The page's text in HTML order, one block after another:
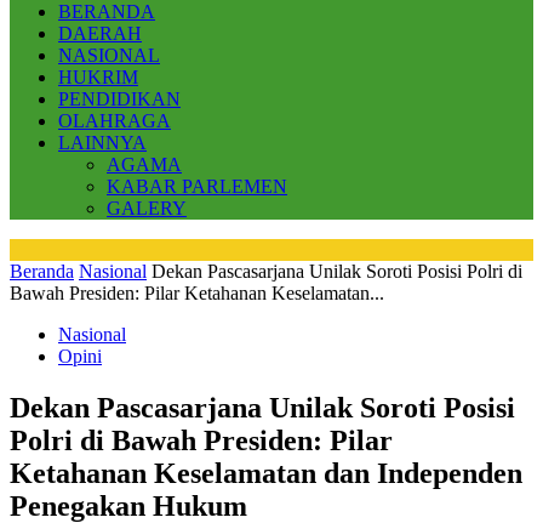
BERANDA
DAERAH
NASIONAL
HUKRIM
PENDIDIKAN
OLAHRAGA
LAINNYA
AGAMA
KABAR PARLEMEN
GALERY
Beranda Nasional Dekan Pascasarjana Unilak Soroti Posisi Polri di
Bawah Presiden: Pilar Ketahanan Keselamatan...
Nasional
Opini
Dekan Pascasarjana Unilak Soroti Posisi
Polri di Bawah Presiden: Pilar
Ketahanan Keselamatan dan Independen
Penegakan Hukum